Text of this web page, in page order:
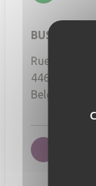
BUSINESS
Rue de
4460
Belgique